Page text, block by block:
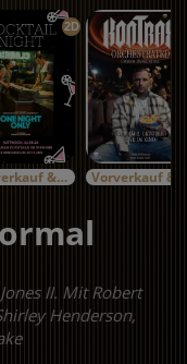
2D
Vorverkauf & Specials
II. Mit Robert
Henderson,